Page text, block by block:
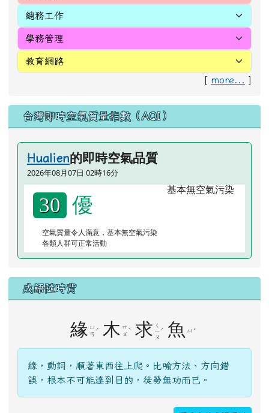
[ more... ]
台灣即時空氣質量指數（AQI）
Hualien的即時空氣品質
2026年08月07日 02時16分
30 優
空氣質量令人滿意，基本無空氣污染
各類人群可正常活動
成語隨時背
緣 ㄩ
ㄢ ˊ 木 ㄇ
ㄨ ˋ 求 ㄑ
ㄧ
ㄡ
ˊ 魚 ㄩ ˊ
緣，動詞，順著東西往上爬。比喻方法、方向錯
誤，根本不可能達到目的，徒勞無功而已。